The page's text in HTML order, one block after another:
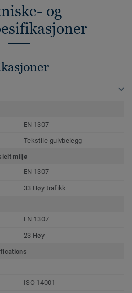
og
EN 1307
Tekstile gulvbelegg
miljø
EN 1307
33 Høy trafikk
EN 1307
23 Høy
-
ISO 14001